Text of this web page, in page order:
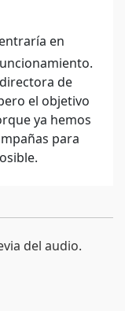
en
de
el objetivo
ya hemos
para